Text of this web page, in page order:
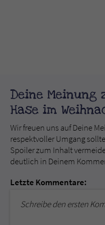
Deine Meinung
Hase im
Wir freuen uns auf Deine
respektvoller Umgang
Spoiler zum Inhalt
deutlich in Deinem
Letzte Kommentare:
Schreibe den ersten